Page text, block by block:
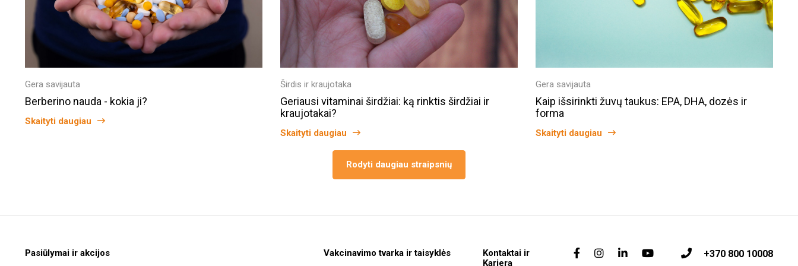
Gera savijauta
Berberino nauda - kokia ji?
Skaityti daugiau
Širdis ir kraujotaka
Geriausi vitaminai širdžiai: ką rinktis širdžiai ir
kraujotakai?
Skaityti daugiau
Gera savijauta
Kaip išsirinkti žuvų taukus: EPA, DHA, dozės ir
forma
Skaityti daugiau
Rodyti daugiau straipsnių
Pasiūlymai ir akcijos Vakcinavimo tvarka ir taisyklės
Kontaktai ir
Karjera
+370 800 10008